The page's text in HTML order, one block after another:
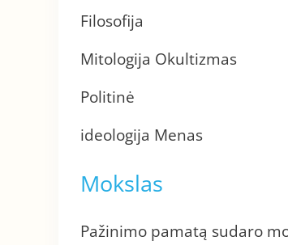
Filosofija
Mitologija Okultizmas
Politinė
ideologija Menas
Mokslas
Pažinimo pamatą sudaro